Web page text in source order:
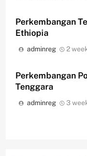
Perkembangan
Ethiopia
adminreg 2
Perkembangan
Tenggara
adminreg 3